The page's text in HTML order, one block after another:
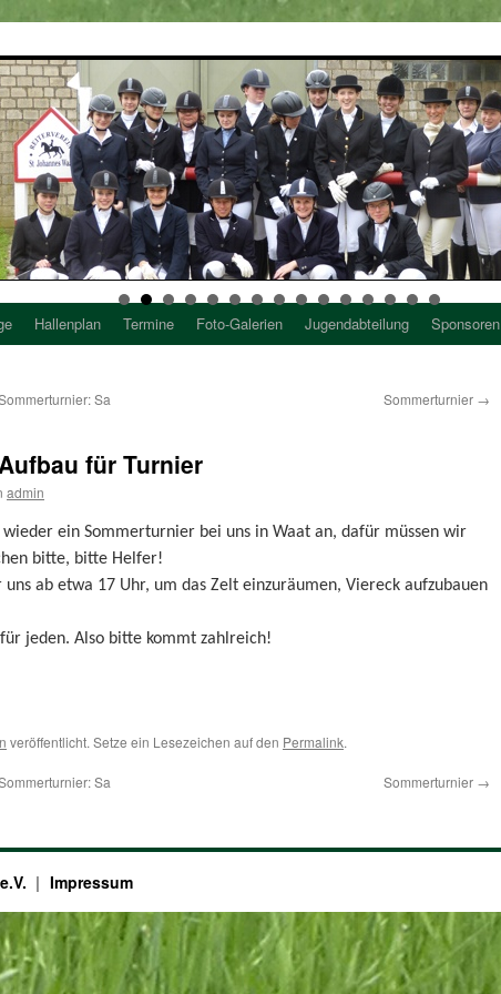
Hallenplan Termine Foto-Galerien Jugendabteilung Sponsoren
Sa
Sommerturnier →
für Turnier
admin
ein Sommerturnier bei uns in Waat an, dafür müssen wir
bitte, bitte Helfer!
ab etwa 17 Uhr, um das Zelt einzuräumen, Viereck aufzubauen
jeden. Also bitte kommt zahlreich!
veröffentlicht. Setze ein Lesezeichen auf den Permalink.
Sa
Sommerturnier →
Impressum